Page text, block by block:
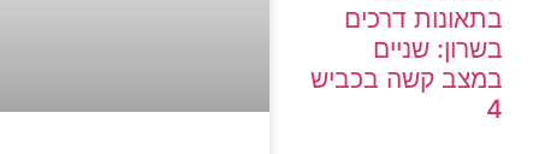
בתאונות דרכים
בשרון: שניים
במצב קשה בכביש
4